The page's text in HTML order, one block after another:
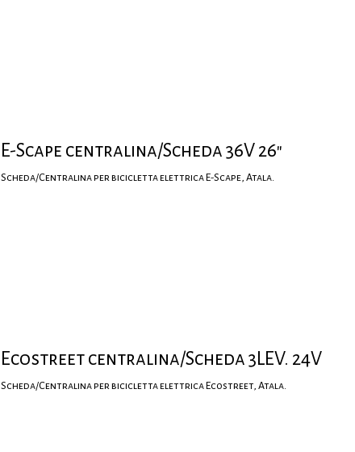
E-Scape centralina/Scheda 36V 26"
Scheda/Centralina per bicicletta elettrica E-Scape, Atala.
Ecostreet centralina/Scheda 3LEV. 24V
Scheda/Centralina per bicicletta elettrica Ecostreet, Atala.